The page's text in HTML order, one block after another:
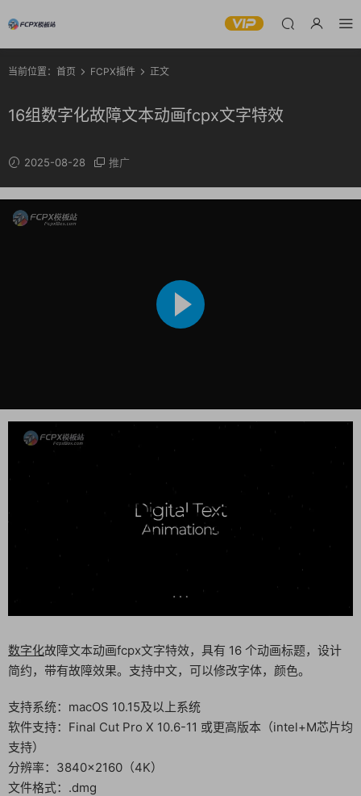
当前位置： 首页 FCPX插件 正文
16组数字化故障文本动画fcpx文字特效
2025-08-28 推广
数字化故障文本动画fcpx文字特效，具有 16 个动画标题，设计
简约，带有故障效果。支持中文，可以修改字体，颜色。
支持系统：macOS 10.15及以上系统
软件支持：Final Cut Pro X 10.6-11 或更高版本（intel+M芯片均
支持）
分辨率：3840×2160（4K）
文件格式：.dmg